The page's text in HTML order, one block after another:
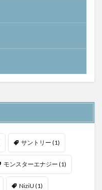
サントリー (1)
モンスターエナジー (1)
NiziU (1)